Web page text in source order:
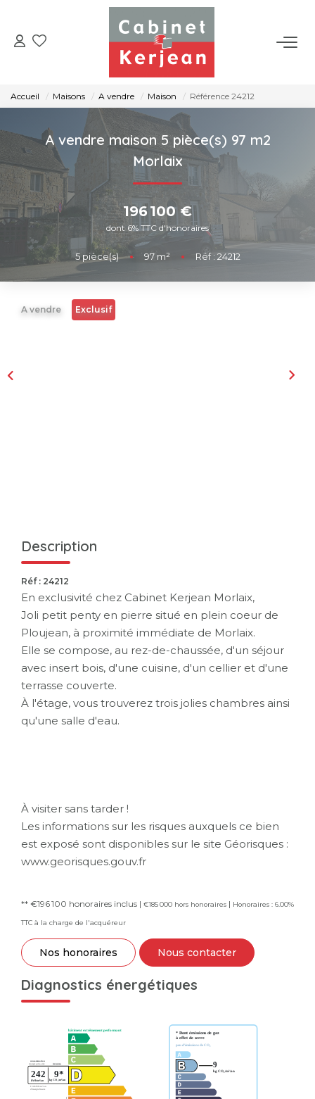
ACHETER
VENDRE
LOUER
NOS AGENCES
CONTACT
Accueil Maisons A vendre Maison Référence 24212
A vendre maison 5 pièce(s) 97 m2
Morlaix
196 100 €
dont 6% TTC d'honoraires
5pièce(s) • 97m² • Réf : 24212
A vendre Exclusif
Description
Réf : 24212
En exclusivité chez Cabinet Kerjean Morlaix,
Joli petit penty en pierre situé en plein coeur de
Ploujean, à proximité immédiate de Morlaix.
Elle se compose, au rez-de-chaussée, d'un séjour
avec insert bois, d'une cuisine, d'un cellier et d'une
terrasse couverte.
À l'étage, vous trouverez trois jolies chambres ainsi
qu'une salle d'eau.
À visiter sans tarder !
Les informations sur les risques auxquels ce bien
est exposé sont disponibles sur le site Géorisques :
www.georisques.gouv.fr
** €196 100 honoraires inclus | €185 000 hors honoraires | Honoraires : 6.00%
TTC à la charge de l'acquéreur
Nos honoraires Nous contacter
Diagnostics énergétiques